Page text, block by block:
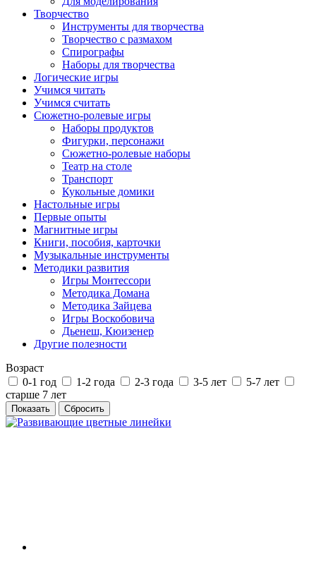
Творчество
Инструменты для творчества
Творчество с размахом
Спирографы
Наборы для творчества
Логические игры
Учимся читать
Учимся считать
Сюжетно-ролевые игры
Наборы продуктов
Фигурки, персонажи
Сюжетно-ролевые наборы
Театр на столе
Транспорт
Кукольные домики
Настольные игры
Первые опыты
Магнитные игры
Книги, пособия, карточки
Музыкальные инструменты
Методики развития
Игры Монтессори
Методика Домана
Методика Зайцева
Игры Воскобовича
Дьенеш, Кюизенер
Другие полезности
Возраст
0-1 год
1-2 года 2-3 года 3-5 лет
5-7 лет
старше 7 лет